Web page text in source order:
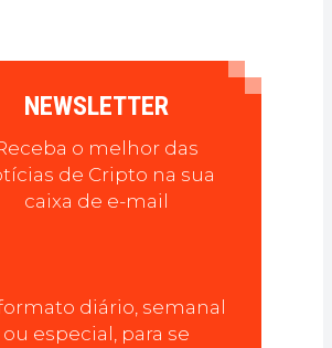
NEWSLETTER
o melhor das
de Cripto na sua
caixa de e-mail
diário, semanal
ou especial, para se